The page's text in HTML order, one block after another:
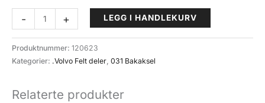
-
0,010
in
(031-
2)
+ LEGG I HANDLEKURV
Produktnummer: 120623
Kategorier: .Volvo Felt deler 031 Bakaksel
Relaterte produkter